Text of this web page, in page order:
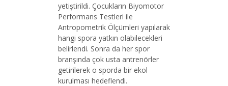
yetiştirildi. Çocukların Biyomotor
Performans Testleri ile
Antropometrik Ölçümleri yapılarak
hangi spora yatkın olabilecekleri
belirlendi. Sonra da her spor
branşında çok usta antrenörler
getirilerek o sporda bir ekol
kurulması hedeflendi.